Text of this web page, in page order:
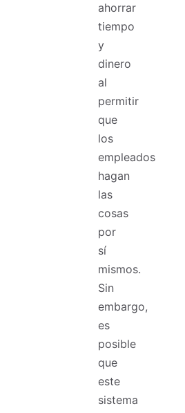
ahorrar
tiempo
y
dinero
al
permitir
que
los
empleados
hagan
las
cosas
por
sí
mismos.
Sin
embargo,
es
posible
que
este
sistema